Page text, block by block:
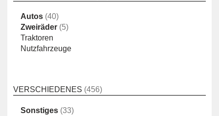
Autos (40)
Zweiräder (5)
Traktoren
Nutzfahrzeuge
VERSCHIEDENES (456)
Sonstiges (33)